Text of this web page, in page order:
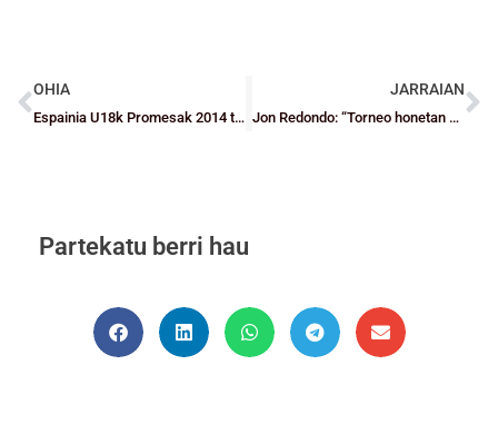
OHIA
Espainia U18k Promesak 2014 taldeari irabazi dio eta Barakaldoko torneoaren finala jokatuko du
JARRAIAN
Jon Redondo: “Torneo honetan beste behin taldea eta harrobia badela erakusten ari gara”
Partekatu berri hau